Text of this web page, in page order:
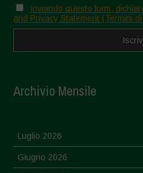
Inviando questo form,
and Privacy Statement (Termini
Archivio Mensile
Luglio 2026
Giugno 2026